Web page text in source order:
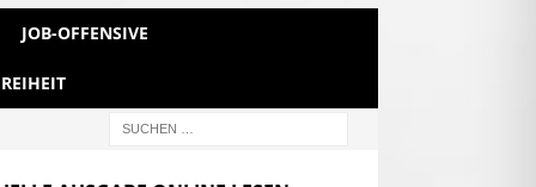
JOB-OFFENSIVE